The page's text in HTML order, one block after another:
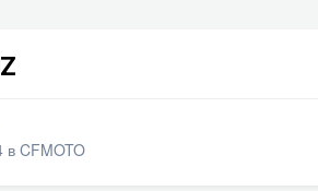
в CFMOTO